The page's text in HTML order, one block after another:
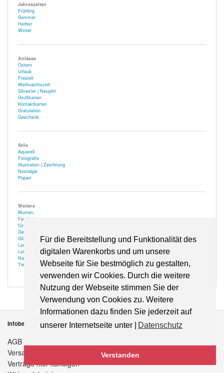
Für die Bereitstellung und Funktionalität des
digitalen Warenkorbs und um unsere
Webseite für Sie bestmöglich zu gestalten,
verwenden wir Cookies. Durch die weitere
Nutzung der Webseite stimmen Sie der
Verwendung von Cookies zu. Weitere
Informationen dazu finden Sie jederzeit auf
unserer Internetseite unter |
Datenschutz
Verstanden
Jahreszeiten
Frühling
Sommer
Herbst
Winter
Anlässe
Ostern
Urlaub
Freizeit
Weihnachtszeit
Silvester | Neujahr
Grußkarten
Kontaktkarten
Gratulation
Geschenk
Stile
Aquarell
Fotografie
Illustration | Zeichnung
Nostalgie
Popart
Weitere
Blumen
Festlich
für Optiker
Gehör
Glücksbringer
Landschaft
Lustiges
Natur
Tiere
Infobereich
AGB
Versandkosten
Verträge hier kündigen